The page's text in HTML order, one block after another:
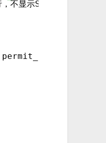
显示SMTP服务器的相关